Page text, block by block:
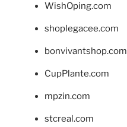
WishOping.com
shoplegacee.com
bonvivantshop.com
CupPlante.com
mpzin.com
stcreal.com